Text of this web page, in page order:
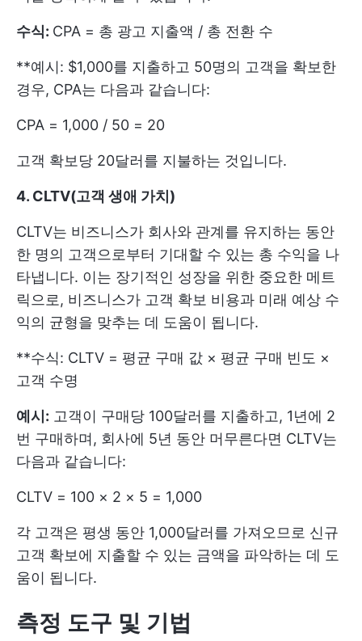
수식: CPA = 총 광고 지출액 / 총 전환 수
**예시: $1,000를 지출하고 50명의 고객을 확보한
경우, CPA는 다음과 같습니다:
CPA = 1,000 / 50 = 20
고객 확보당 20달러를 지불하는 것입니다.
4. CLTV(고객 생애 가치)
CLTV는 비즈니스가 회사와 관계를 유지하는 동안
한 명의 고객으로부터 기대할 수 있는 총 수익을 나
타냅니다. 이는 장기적인 성장을 위한 중요한 메트
릭으로, 비즈니스가 고객 확보 비용과 미래 예상 수
익의 균형을 맞추는 데 도움이 됩니다.
**수식: CLTV = 평균 구매 값 × 평균 구매 빈도 ×
고객 수명
예시: 고객이 구매당 100달러를 지출하고, 1년에 2
번 구매하며, 회사에 5년 동안 머무른다면 CLTV는
다음과 같습니다:
CLTV = 100 × 2 × 5 = 1,000
각 고객은 평생 동안 1,000달러를 가져오므로 신규
고객 확보에 지출할 수 있는 금액을 파악하는 데 도
움이 됩니다.
측정 도구 및 기법